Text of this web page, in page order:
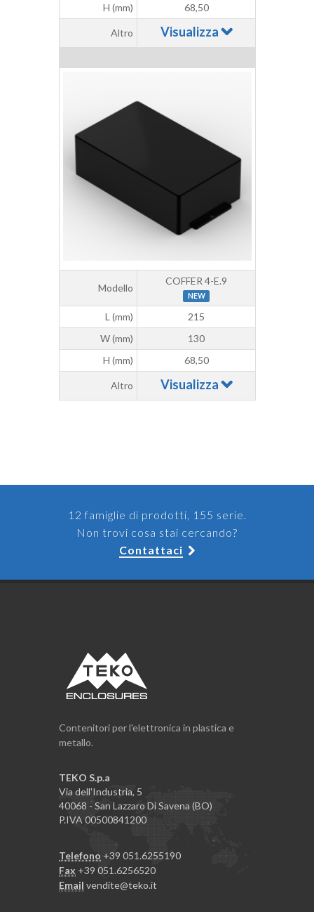
H (mm) 68,50
Altro Visualizza
Modello
COFFER 4-E.9
NEW
L (mm)
215
W (mm)
130
H (mm)
68,50
Altro Visualizza
12 famiglie di prodotti, 155 serie.
Non trovi cosa stai cercando?
Contattaci
Contenitori per l'elettronica in plastica e
metallo.
TEKO S.p.a
Via dell'Industria, 5
40068 - San Lazzaro Di Savena (BO)
P.IVA 00500841200
Telefono +39 051.6255190
Fax +39 051.6256520
Email vendite@teko.it